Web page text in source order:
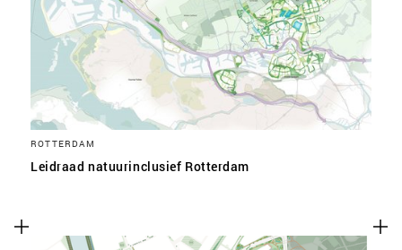
ROTTERDAM
Leidraad natuurinclusief Rotterdam